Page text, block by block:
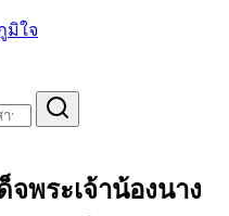
มิใจ
จพระเจ้าน้องนาง